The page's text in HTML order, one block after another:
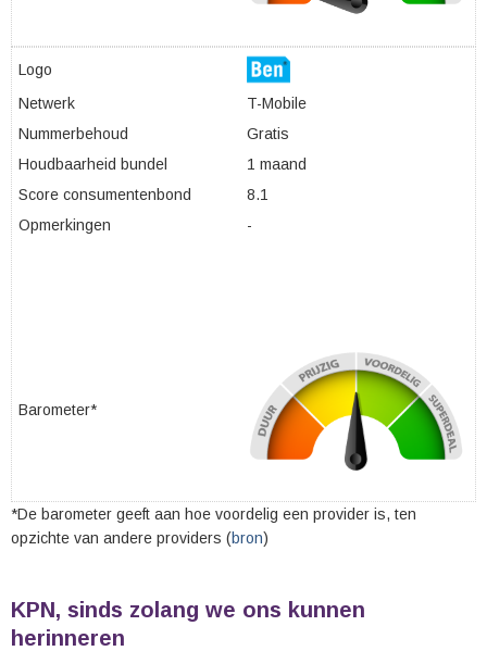
Logo
Netwerk
T-Mobile
Nummerbehoud
Gratis
Houdbaarheid bundel
1 maand
Score consumentenbond
8.1
Opmerkingen
-
Barometer*
*De barometer geeft aan hoe voordelig een provider is, ten
opzichte van andere providers (bron)
KPN, sinds zolang we ons kunnen
herinneren